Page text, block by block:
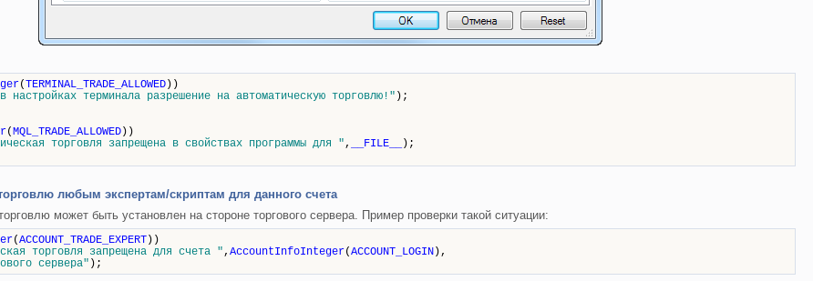
(TERMINAL_TRADE_ALLOWED ))
настройках терминала разрешение на автоматическую торговлю!" );
(MQL_TRADE_ALLOWED ))
торговля запрещена в свойствах программы для ", __FILE__
);
любым экспертам/скриптам для данного счета
может быть установлен на стороне торгового сервера. Пример проверки такой ситуации:
(ACCOUNT_TRADE_EXPERT ))
торговля запрещена для счета ", AccountInfoInteger(ACCOUNT_LOGIN ),
сервера" );